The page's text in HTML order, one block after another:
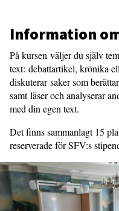
Information
På kursen väljer du själv
text: debattartikel, krönika
diskuterar saker som
samt läser och analyserar
med din egen text.
Det finns sammanlagt 15
reserverade för SFV:s